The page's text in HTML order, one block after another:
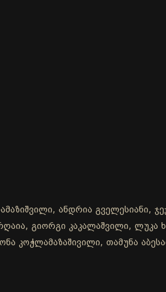
ანდრია გველესიანი,
გიორგი კაკალაშვილი, ლუკა
თამუნა